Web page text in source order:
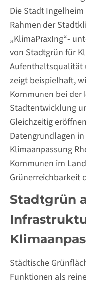
Die Stadt
Rahmen der
„KlimaPraxIng“-
von Stadtgrün für
Aufenthaltsqualität
zeigt beispielhaft,
Kommunen bei der
Stadtentwicklung
Gleichzeitig
Datengrundlagen
Klimaanpassung
Kommunen im
Grünerreichbarkeit
Stadtgrün
Städtische
Funktionen als